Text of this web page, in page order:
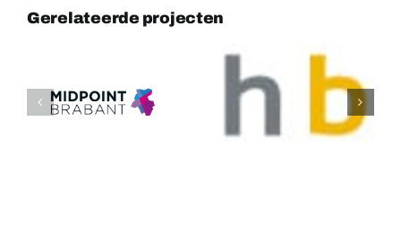
Gerelateerde projecten
Dutch
Bersselaar
Constructie